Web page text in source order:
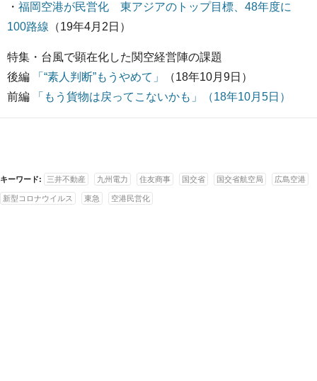
・ 福岡空港が民営化 東アジアのトップ目標、48年度に
100路線 （19年4月2日）
特集・台風で顕在化した関空経営陣の課題
後編
「“素人判断”もうやめて」
（18年10月9日）
前編
「もう貨物は戻ってこないかも」（18年10月5日）
キーワード: 三井不動産 九州電力 住友商事 国交省 国交省航空局 広島空港
新型コロナウイルス 東急 空港民営化